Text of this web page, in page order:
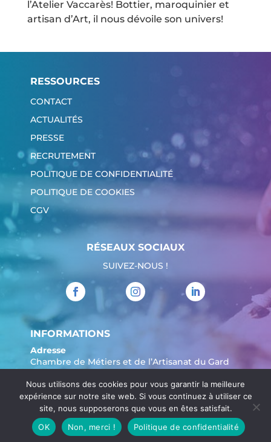
l’Atelier Vaccarès! Bottier, maroquinier et
artisan d’Art, il nous dévoile son univers!
RESSOURCES
CONTACT
ACTUALITÉS
PRESSE
RECRUTEMENT
POLITIQUE DE CONFIDENTIALITÉ
POLITIQUE DE COOKIES
CGV
RÉSEAUX SOCIAUX
SUIVEZ-NOUS !
INFORMATIONS
Adresse
Chambre de Métiers et de l’Artisanat du Gard
904 Avenue Marechal Juin
30908 Nîmes
Tél. :04 66 62 80 00
Nous utilisons des cookies pour vous garantir la meilleure
expérience sur notre site web. Si vous continuez à utiliser ce
site, nous supposerons que vous en êtes satisfait.
OK
Non, merci ! Politique de confidentialité